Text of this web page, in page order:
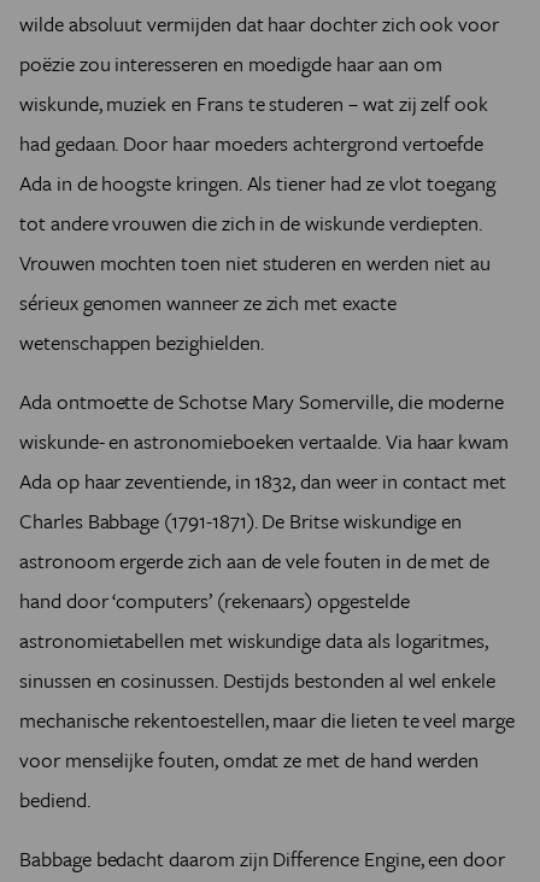
wilde absoluut vermijden dat haar dochter zich ook voor
poëzie zou interesseren en moedigde haar aan om
wiskunde, muziek en Frans te studeren – wat zij zelf ook
had gedaan. Door haar moeders achtergrond vertoefde
Ada in de hoogste kringen. Als tiener had ze vlot toegang
tot andere vrouwen die zich in de wiskunde verdiepten.
Vrouwen mochten toen niet studeren en werden niet au
sérieux genomen wanneer ze zich met exacte
wetenschappen bezighielden.
Ada ontmoette de Schotse Mary Somerville, die moderne
wiskunde- en astronomieboeken vertaalde. Via haar kwam
Ada op haar zeventiende, in 1832, dan weer in contact met
Charles Babbage (1791-1871). De Britse wiskundige en
astronoom ergerde zich aan de vele fouten in de met de
hand door ‘computers’ (rekenaars) opgestelde
astronomietabellen met wiskundige data als logaritmes,
sinussen en cosinussen. Destijds bestonden al wel enkele
mechanische rekentoestellen, maar die lieten te veel marge
voor menselijke fouten, omdat ze met de hand werden
bediend.
Babbage bedacht daarom zijn Difference Engine, een door